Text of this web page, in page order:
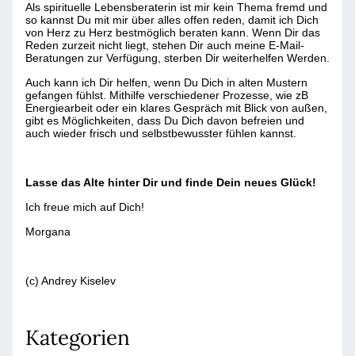
Als spirituelle Lebensberaterin ist mir kein Thema fremd und
so kannst Du mit mir über alles offen reden, damit ich Dich
von Herz zu Herz bestmöglich beraten kann. Wenn Dir das
Reden zurzeit nicht liegt, stehen Dir auch meine E-Mail-
Beratungen zur Verfügung, sterben Dir weiterhelfen Werden.
Auch kann ich Dir helfen, wenn Du Dich in alten Mustern
gefangen fühlst. Mithilfe verschiedener Prozesse, wie zB
Energiearbeit oder ein klares Gespräch mit Blick von außen,
gibt es Möglichkeiten, dass Du Dich davon befreien und
auch wieder frisch und selbstbewusster fühlen kannst.
Lasse das Alte hinter Dir und finde Dein neues Glück!
Ich freue mich auf Dich!
Morgana
(c) Andrey Kiselev
Kategorien